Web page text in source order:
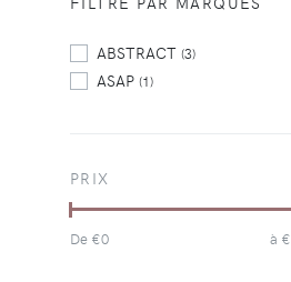
ABSTRACT (3)
ASAP (1)
PRIX
De €0 à €